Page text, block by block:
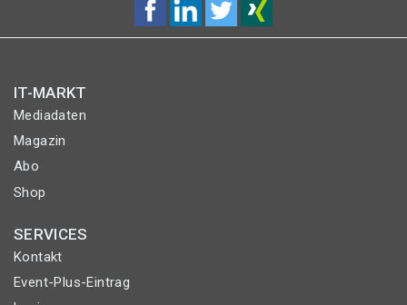
IT-MARKT
Mediadaten
Magazin
Abo
Shop
SERVICES
Kontakt
Event-Plus-Eintrag